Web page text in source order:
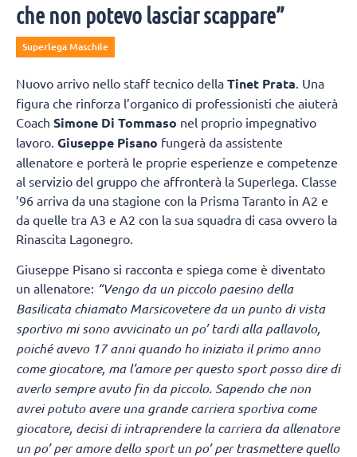
che non potevo lasciar scappare”
Superlega Maschile
Nuovo arrivo nello staff tecnico della Tinet Prata . Una
figura che rinforza l’organico di professionisti che aiuterà
Coach Simone Di Tommaso nel proprio impegnativo
lavoro. Giuseppe Pisano fungerà da assistente
allenatore e porterà le proprie esperienze e competenze
al servizio del gruppo che affronterà la Superlega. Classe
’96 arriva da una stagione con la Prisma Taranto in A2 e
da quelle tra A3 e A2 con la sua squadra di casa ovvero la
Rinascita Lagonegro.
Giuseppe Pisano si racconta e spiega come è diventato
un allenatore: “Vengo da un piccolo paesino della
Basilicata chiamato Marsicovetere da un punto di vista
sportivo mi sono avvicinato un po’ tardi alla pallavolo,
poiché avevo 17 anni quando ho iniziato il primo anno
come giocatore, ma l’amore per questo sport posso dire di
averlo sempre avuto fin da piccolo. Sapendo che non
avrei potuto avere una grande carriera sportiva come
giocatore, decisi di intraprendere la carriera da allenatore
un po’ per amore dello sport un po’ per trasmettere quello